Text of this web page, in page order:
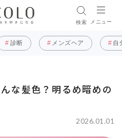
検索 メニュー
診断 メンズヘア 自
な髪色？明るめ暗めの
2026.01.01